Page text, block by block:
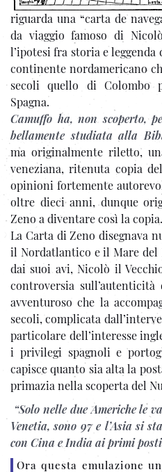
riguarda una “carta de
da viaggio famoso di
l’ipotesi fra storia e
continente nordamericano
secoli quello di Colombo
Spagna.
Camuffo ha, non scoperto,
bellamente studiata alla
ma originalmente riletto,
veneziana, ritenuta copia
opinioni fortemente
oltre dieci anni, dunque
Zeno a diventare così la copia.
La Carta di Zeno disegnava
il Nordatlantico e il Mare del
dai suoi avi, Nicolò il
controversia
avventuroso che la
secoli, complicata
particolare dell’interesse
i privilegi spagnoli e
capisce quanto sia alta la
primazia nella scoperta del
“Solo nelle due Americhe le
Venetia, sono 97 e l’Asia si
con Cina e India ai primi
Ora questa emulazione